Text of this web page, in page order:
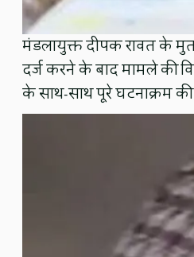
मंडलायुक्त दीपक रावत के
दर्ज करने के बाद मामले की
के साथ-साथ पूरे घटनाक्रम की